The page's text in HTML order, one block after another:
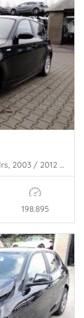
1 serie (E87/87N), Hatchback 5-drs, 2003 / 2012 116i 1.6 16V
198.895